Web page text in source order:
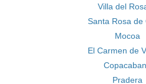
Villa del
Santa Rosa de
Mocoa
El Carmen de
Pradera